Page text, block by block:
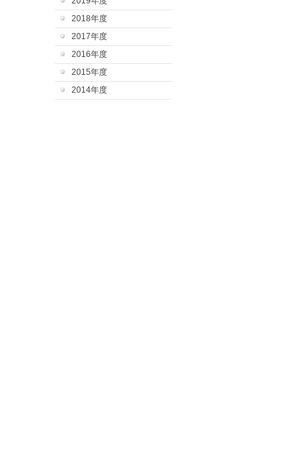
2018年度
2017年度
2016年度
2015年度
2014年度